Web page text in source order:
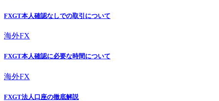
FXGT本人確認なしでの取引について
海外FX
FXGT本人確認に必要な時間について
海外FX
FXGT法人口座の徹底解説